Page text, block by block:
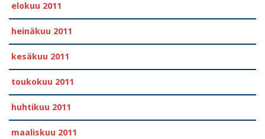
elokuu 2011
heinäkuu 2011
kesäkuu 2011
toukokuu 2011
huhtikuu 2011
maaliskuu 2011